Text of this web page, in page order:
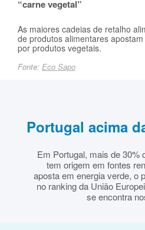
“carne vegetal”
As maiores cadeias de retalho
de produtos alimentares
por produtos vegetais.
Fonte: Eco Sapo
Portugal acima
Em Portugal, mais de 30%
tem origem em fontes
aposta em energia verde, o
no ranking da União
se encontra